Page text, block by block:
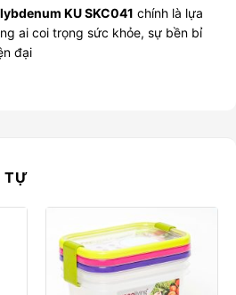
KU SKC041 chính là lựa
ai coi trọng sức khỏe, sự bền bỉ
đại
TỰ